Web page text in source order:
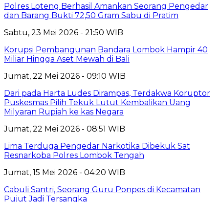
Polres Loteng Berhasil Amankan Seorang Pengedar
dan Barang Bukti 72,50 Gram Sabu di Pratim
Sabtu, 23 Mei 2026 - 21:50 WIB
Korupsi Pembangunan Bandara Lombok Hampir 40
Miliar Hingga Aset Mewah di Bali
Jumat, 22 Mei 2026 - 09:10 WIB
Dari pada Harta Ludes Dirampas, Terdakwa Koruptor
Puskesmas Pilih Tekuk Lutut Kembalikan Uang
Milyaran Rupiah ke kas Negara
Jumat, 22 Mei 2026 - 08:51 WIB
Lima Terduga Pengedar Narkotika Dibekuk Sat
Resnarkoba Polres Lombok Tengah
Jumat, 15 Mei 2026 - 04:20 WIB
Cabuli Santri, ‎Seorang Guru Ponpes di Kecamatan
Pujut Jadi Tersangka